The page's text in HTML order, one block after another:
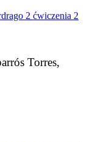
Torres,